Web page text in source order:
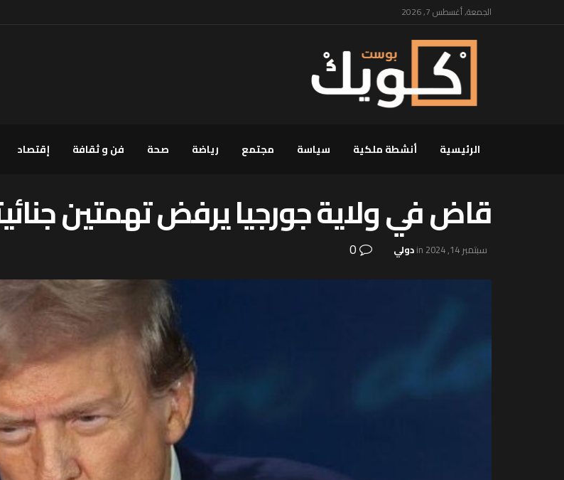
الجمعة, أغسطس 7, 2026
الرئيسية أنشطة ملكية سياسة مجتمع رياضة صحة فن و ثقافة إقتصاد
قاض في ولاية جورجيا يرفض تهمتين
سبتمبر 14, 2024 inدولي